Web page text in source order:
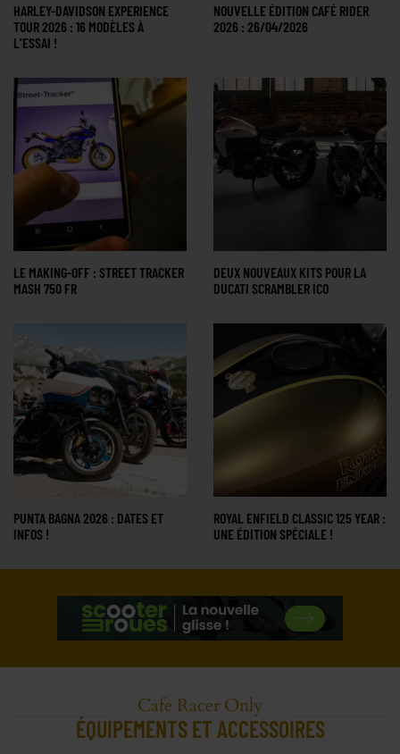
HARLEY-DAVIDSON EXPERIENCE
TOUR 2026 : 16 MODÈLES À
L’ESSAI !
NOUVELLE ÉDITION CAFÉ RIDER
2026 : 26/04/2026
LE MAKING-OFF : STREET TRACKER
MASH 750 FR
DEUX NOUVEAUX KITS POUR LA
DUCATI SCRAMBLER ICO
PUNTA BAGNA 2026 : DATES ET
INFOS !
ROYAL ENFIELD CLASSIC 125 YEAR :
UNE ÉDITION SPÉCIALE !
Cafe Racer Only
ÉQUIPEMENTS ET ACCESSOIRES